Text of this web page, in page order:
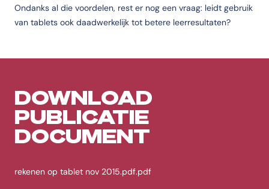
Ondanks al die voordelen, rest er nog een vraag: leidt gebruik
van tablets ook daadwerkelijk tot betere leerresultaten?
DOWNLOAD
PUBLICATIE
DOCUMENT
rekenen op tablet nov 2015.pdf.pdf